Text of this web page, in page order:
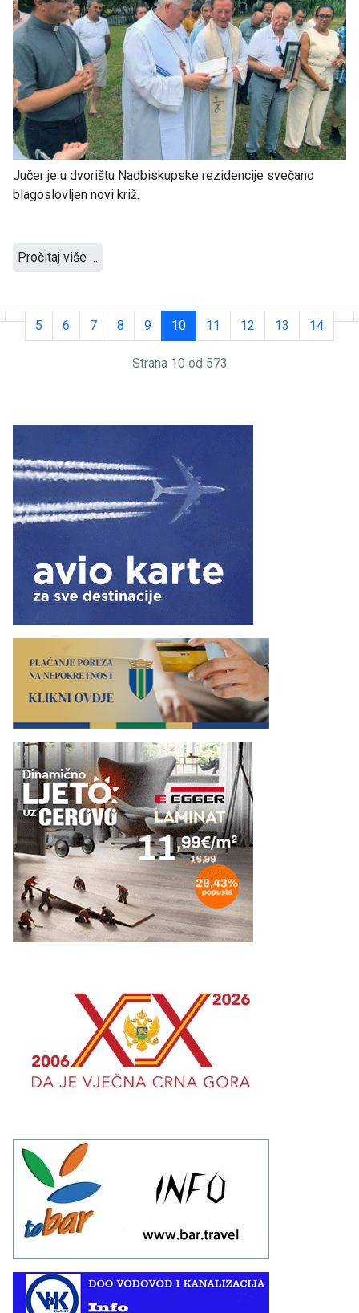
Jučer je u dvorištu Nadbiskupske rezidencije svečano
blagoslovljen novi križ.
Pročitaj više …
5 6 7 8 9 10 11 12 13 14
Strana 10 od 573